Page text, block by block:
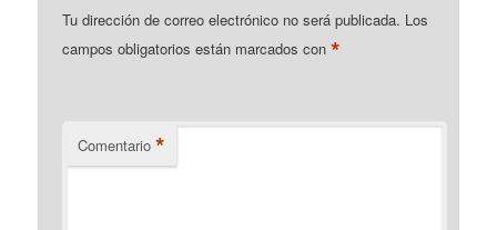
Tu dirección de correo electrónico no será publicada. Los
campos obligatorios están marcados con*
Comentario *